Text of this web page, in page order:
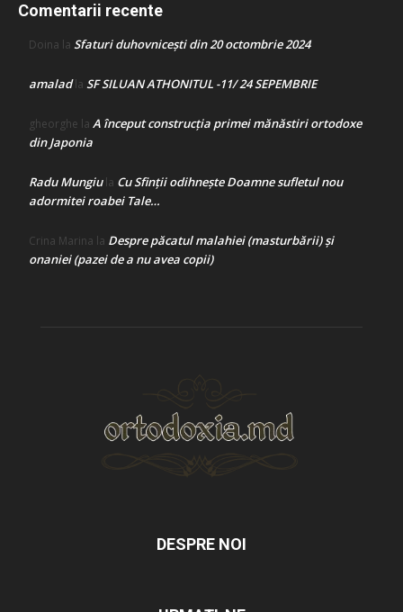
Comentarii recente
Doina la Sfaturi duhovnicești din 20 octombrie 2024
amaladla SF SILUAN ATHONITUL -11/ 24 SEPEMBRIE
gheorghe la A început construcţia primei mănăstiri ortodoxe
din Japonia
Radu Mungiula Cu Sfinții odihnește Doamne sufletul nou
adormitei roabei Tale…
Crina Marina la Despre păcatul malahiei (masturbării) şi
onaniei (pazei de a nu avea copii)
DESPRE NOI